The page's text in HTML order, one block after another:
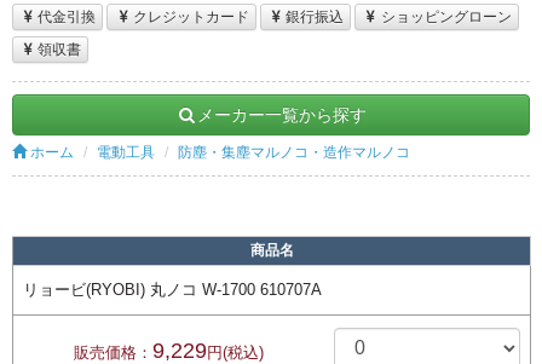
代金引換
クレジットカード 銀行振込
ショッピングローン
領収書
メーカー一覧から探す
ホーム 電動工具 防塵・集塵マルノコ・造作マルノコ
商品名
リョービ(RYOBI) 丸ノコ W-1700 610707A
販売価格： 9,229円(税込)